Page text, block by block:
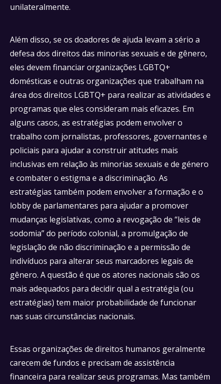
unilateralmente.
Além disso, se os doadores de ajuda levam a sério a
defesa dos direitos das minorias sexuais e de gênero,
eles devem financiar organizações LGBTQ+
domésticas e outras organizações que trabalham na
área dos direitos LGBTQ+ para realizar as atividades e
programas que eles consideram mais eficazes. Em
alguns casos, as estratégias podem envolver o
trabalho com jornalistas, professores, governantes e
policiais para ajudar a construir atitudes mais
inclusivas em relação às minorias sexuais e de género
e combater o estigma e a discriminação. As
estratégias também podem envolver a formação e o
lobby de parlamentares para ajudar a promover
mudanças legislativas, como a revogação de “leis de
sodomia” do período colonial, a promulgação de
legislação de não discriminação e a permissão de
indivíduos para alterar seus marcadores legais de
gênero. A questão é que os atores nacionais são os
mais adequados para decidir qual a estratégia (ou
estratégias) tem maior probabilidade de funcionar
nas suas circunstâncias nacionais.
Essas organizações de direitos humanos geralmente
carecem de fundos e precisam de assistência
financeira para realizar seus programas. Mas também